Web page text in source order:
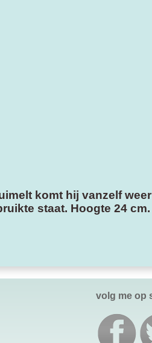
komt hij vanzelf
staat. Hoogte 24 cm.
volg me op